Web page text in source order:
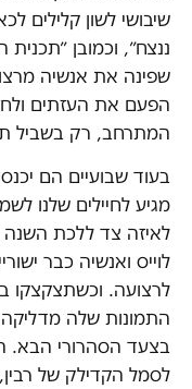
שיבושי לשון קלילים
ננצח״, וכמובן
שפינה את אנשיה
הפעם את העזתים
המתרחב, רק בשביל
בעוד שבועיים הם
מגיע לחיילים שלנו
לאיזה צד ללכת
לוייס ואנשיה כבר
לרצועה. וכשתצקצקו
התמונות שלה
בצעד הסהרורי הבא.
לסמל הקדילק של